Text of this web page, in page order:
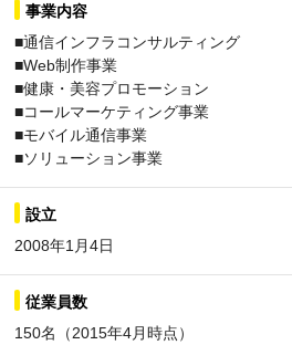
事業内容
■通信インフラコンサルティング
■Web制作事業
■健康・美容プロモーション
■コールマーケティング事業
■モバイル通信事業
■ソリューション事業
設立
2008年1月4日
従業員数
150名（2015年4月時点）